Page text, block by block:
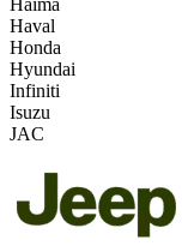
Haval
Honda
Hyundai
Infiniti
Isuzu
JAC